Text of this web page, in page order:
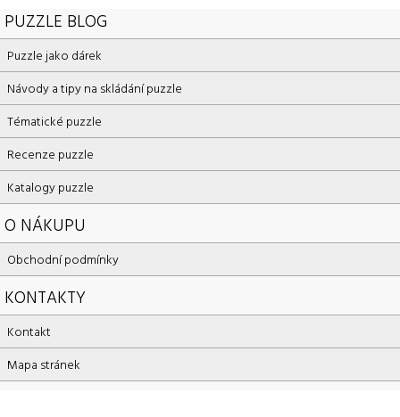
PUZZLE BLOG
Puzzle jako dárek
Návody a tipy na skládání puzzle
Tématické puzzle
Recenze puzzle
Katalogy puzzle
O NÁKUPU
Obchodní podmínky
KONTAKTY
Kontakt
Mapa stránek